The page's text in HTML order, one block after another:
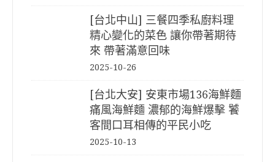
[台北中山] 三餐四季私廚料理
精心變化的菜色 讓你帶著期待
來 帶著滿意回味
2025-10-26
[台北大安] 安東市場136海鮮麵
痛風海鮮麵 濃郁的海鮮爆擊 饕
客間口耳相傳的平民小吃
2025-10-13